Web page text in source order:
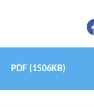
PDF (1506KB)